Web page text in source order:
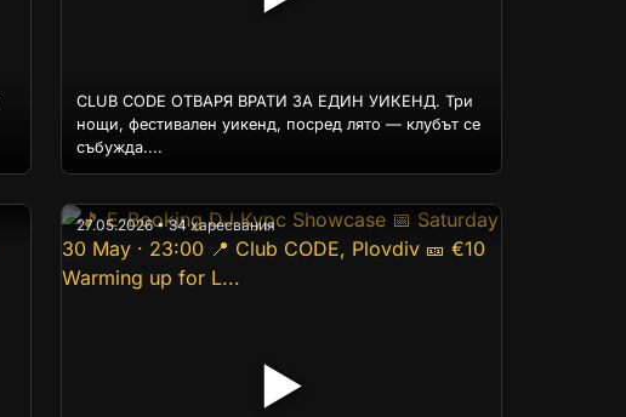
CLUB CODE ОТВАРЯ ВРАТИ ЗА ЕДИН УИКЕНД. Три
нощи, фестивален уикенд, посред лято — клубът се
събужда....
▶
27.05.2026 • 34 харесвания